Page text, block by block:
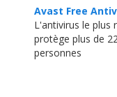
Avast Free
L'antivirus le plus
protège plus de
personnes